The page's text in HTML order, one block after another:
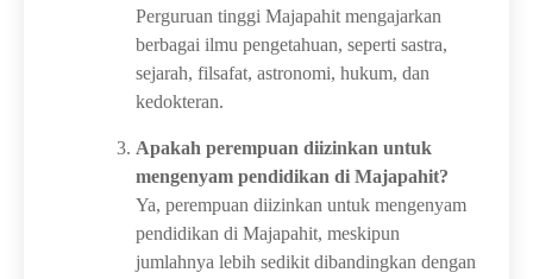
Perguruan tinggi Majapahit mengajarkan
berbagai ilmu pengetahuan, seperti sastra,
sejarah, filsafat, astronomi, hukum, dan
kedokteran.
Apakah perempuan diizinkan untuk
mengenyam pendidikan di Majapahit?
Ya, perempuan diizinkan untuk mengenyam
pendidikan di Majapahit, meskipun
jumlahnya lebih sedikit dibandingkan dengan